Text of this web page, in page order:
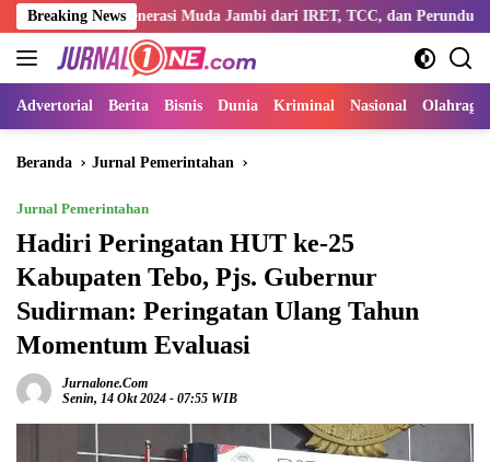
Langsung
ke
konten
Breaking News
Generasi Muda Jambi dari IRET, TCC, dan Perundungan
Advertorial Berita Bisnis Dunia Kriminal Nasional Olahraga
Beranda Jurnal Pemerintahan
Jurnal Pemerintahan
Hadiri Peringatan HUT ke-25
Kabupaten Tebo, Pjs. Gubernur
Sudirman: Peringatan Ulang Tahun
Momentum Evaluasi
Jurnalone.com
Senin, 14 Okt 2024 - 07:55 WIB